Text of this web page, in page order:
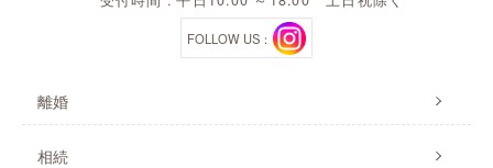
FOLLOW US：
離婚
相続